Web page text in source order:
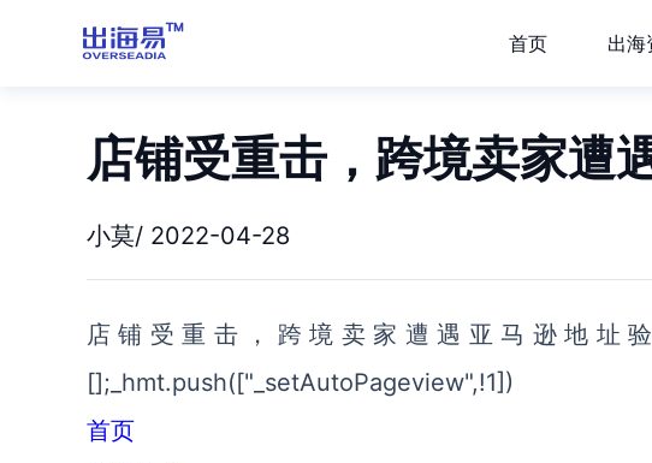
首页 出海
店铺受重击，跨境卖家遭
小莫/ 2022-04-28
店铺受重击，跨境卖家遭遇亚马逊地址验
[];_hmt.push(["_setAutoPageview",!1])
首页